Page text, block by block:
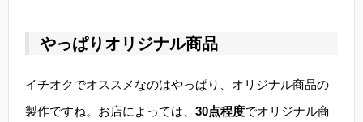
やっぱりオリジナル商品
イチオクでオススメなのはやっぱり、オリジナル商品の
製作ですね。お店によっては、 30点程度でオリジナル商